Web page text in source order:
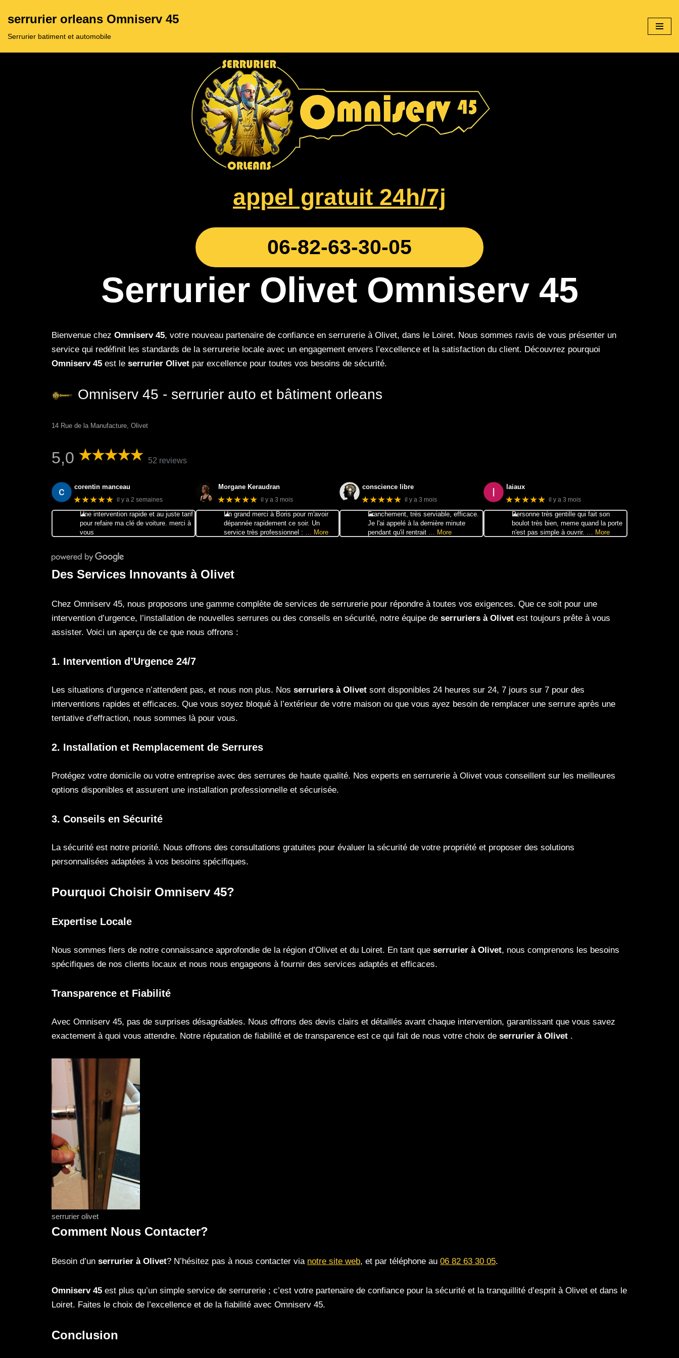
au
serrurier orleans Omniserv 45
Serrurier batiment et automobile
appel gratuit 24h/7j
06-82-63-30-05
Serrurier Olivet Omniserv 45
Bienvenue chez Omniserv 45, votre nouveau partenaire de confiance en serrurerie à Olivet, dans le Loiret. Nous sommes ravis de vous présenter un
service qui redéfinit les standards de la serrurerie locale avec un engagement envers l’excellence et la satisfaction du client. Découvrez pourquoi
Omniserv 45 est le serrurier Olivet par excellence pour toutes vos besoins de sécurité.
Omniserv 45 - serrurier auto et bâtiment orleans
14 Rue de la Manufacture, Olivet
5,0 52 reviews
corentin manceau
★★★★★ il y a 2 semaines
Une intervention rapide et au juste tarif
pour refaire ma clé de voiture. merci à
vous
Morgane Keraudran
★★★★★ il y a 3 mois
Un grand merci à Boris pour m'avoir
dépannée rapidement ce soir. Un
service très professionnel :
… More
conscience libre
★★★★★ il y a 3 mois
Franchement, très serviable, efficace.
Je l'ai appelé à la dernière minute
pendant qu'il rentrait
… More
laiaux
★★★★★ il y a 3 mois
Personne très gentille qui fait son
boulot très bien, meme quand la porte
n'est pas simple à ouvrir.
… More
Des Services Innovants à Olivet
Chez Omniserv 45, nous proposons une gamme complète de services de serrurerie pour répondre à toutes vos exigences. Que ce soit pour une
intervention d’urgence, l’installation de nouvelles serrures ou des conseils en sécurité, notre équipe de serruriers à Olivet est toujours prête à vous
assister. Voici un aperçu de ce que nous offrons :
1. Intervention d’Urgence 24/7
Les situations d’urgence n’attendent pas, et nous non plus. Nos serruriers à Olivet sont disponibles 24 heures sur 24, 7 jours sur 7 pour des
interventions rapides et efficaces. Que vous soyez bloqué à l’extérieur de votre maison ou que vous ayez besoin de remplacer une serrure après une
tentative d’effraction, nous sommes là pour vous.
2. Installation et Remplacement de Serrures
Protégez votre domicile ou votre entreprise avec des serrures de haute qualité. Nos experts en serrurerie à Olivet vous conseillent sur les meilleures
options disponibles et assurent une installation professionnelle et sécurisée.
3. Conseils en Sécurité
La sécurité est notre priorité. Nous offrons des consultations gratuites pour évaluer la sécurité de votre propriété et proposer des solutions
personnalisées adaptées à vos besoins spécifiques.
Pourquoi Choisir Omniserv 45?
Expertise Locale
Nous sommes fiers de notre connaissance approfondie de la région d’Olivet et du Loiret. En tant que serrurier à Olivet, nous comprenons les besoins
spécifiques de nos clients locaux et nous nous engageons à fournir des services adaptés et efficaces.
Transparence et Fiabilité
Avec Omniserv 45, pas de surprises désagréables. Nous offrons des devis clairs et détaillés avant chaque intervention, garantissant que vous savez
exactement à quoi vous attendre. Notre réputation de fiabilité et de transparence est ce qui fait de nous votre choix de serrurier à Olivet .
serrurier olivet
Comment Nous Contacter?
Besoin d’un serrurier à Olivet? N’hésitez pas à nous contacter via notre site web, et par téléphone au 06 82 63 30 05.
Omniserv 45 est plus qu’un simple service de serrurerie ; c’est votre partenaire de confiance pour la sécurité et la tranquillité d’esprit à Olivet et dans le
Loiret. Faites le choix de l’excellence et de la fiabilité avec Omniserv 45.
Conclusion